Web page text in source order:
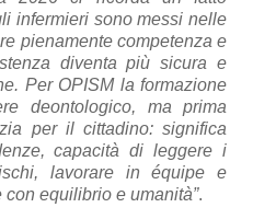
infermieri sono messi nelle
pienamente competenza e
diventa più sicura e
Per OPISM la formazione
deontologico, ma prima
per il cittadino: significa
capacità di leggere i
lavorare in équipe e
equilibrio e umanità”.